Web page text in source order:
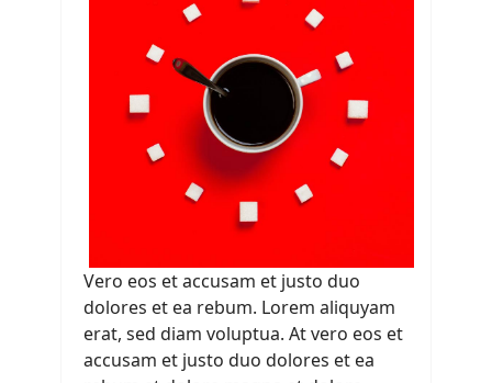
Vero eos et accusam et justo duo
dolores et ea rebum. Lorem aliquyam
erat, sed diam voluptua. At vero eos et
accusam et justo duo dolores et ea